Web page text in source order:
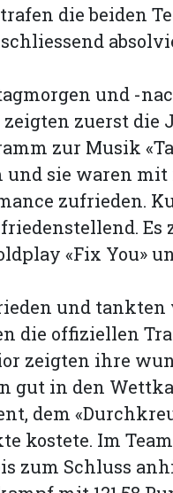
die beiden
und -
zuerst die
zur Musik
und sie waren mit
zufrieden.
Es
«Fix You»
und tankten
die offiziellen
zeigten ihre
gut in den
dem
kostete. Im
zum Schluss